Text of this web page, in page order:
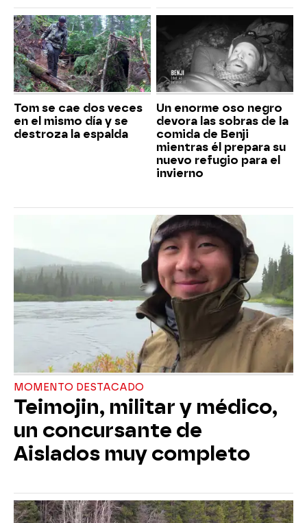
Tom se cae dos veces
en el mismo día y se
destroza la espalda
Un enorme oso negro
devora las sobras de la
comida de Benji
mientras él prepara su
nuevo refugio para el
invierno
MOMENTO DESTACADO
Teimojin, militar y médico,
un concursante de
Aislados muy completo